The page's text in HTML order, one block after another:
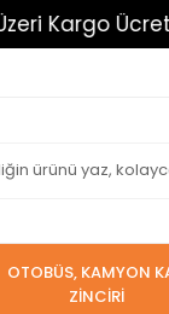
Ücretsiz
OTOBÜS, KAMYON
ZİNCİRİ